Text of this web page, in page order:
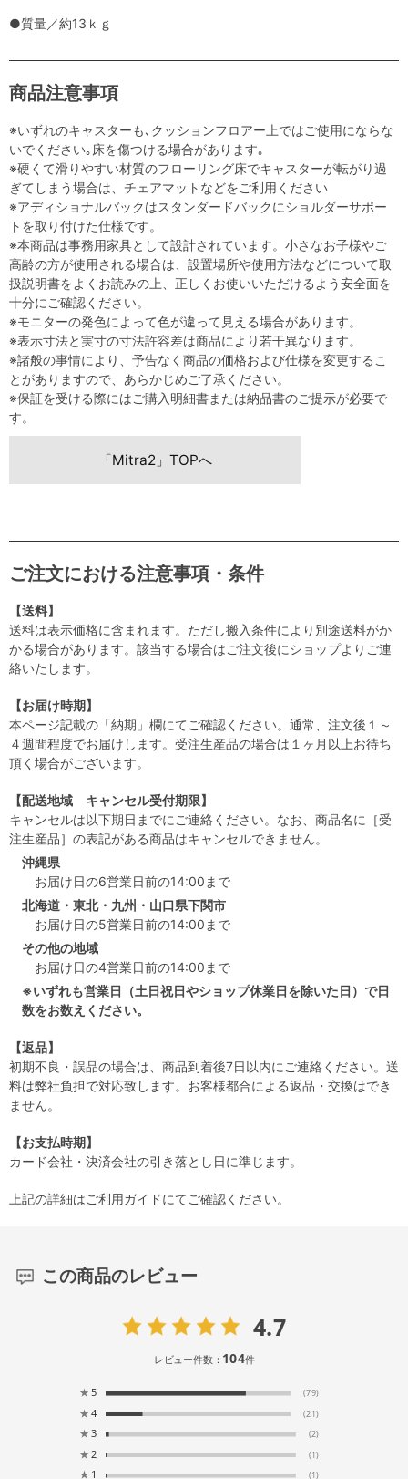
●質量／約13ｋｇ
商品注意事項
※いずれのキャスターも､クッションフロアー上ではご使用にならな
いでください｡床を傷つける場合があります｡
※硬くて滑りやすい材質のフローリング床でキャスターが転がり過
ぎてしまう場合は、チェアマットなどをご利用ください
※アディショナルバックはスタンダードバックにショルダーサポー
トを取り付けた仕様です。
※本商品は事務用家具として設計されています。小さなお子様やご
高齢の方が使用される場合は、設置場所や使用方法などについて取
扱説明書をよくお読みの上、正しくお使いいただけるよう安全面を
十分にご確認ください。
※モニターの発色によって色が違って見える場合があります。
※表示寸法と実寸の寸法許容差は商品により若干異なります。
※諸般の事情により、予告なく商品の価格および仕様を変更するこ
とがありますので、あらかじめご了承ください。
※保証を受ける際にはご購入明細書または納品書のご提示が必要で
す。
「Mitra2」TOPへ
ご注文における注意事項・条件
【送料】
送料は表示価格に含まれます。ただし搬入条件により別途送料がか
かる場合があります。該当する場合はご注文後にショップよりご連
絡いたします。
【お届け時期】
本ページ記載の「納期」欄にてご確認ください。通常、注文後１～
４週間程度でお届けします。受注生産品の場合は１ヶ月以上お待ち
頂く場合がございます。
【配送地域 キャンセル受付期限】
キャンセルは以下期日までにご連絡ください。なお、商品名に［受
注生産品］の表記がある商品はキャンセルできません。
沖縄県
お届け日の6営業日前の14:00まで
北海道・東北・九州・山口県下関市
お届け日の5営業日前の14:00まで
その他の地域
お届け日の4営業日前の14:00まで
※いずれも営業日（土日祝日やショップ休業日を除いた日）で日
数をお数えください。
【返品】
初期不良・誤品の場合は、商品到着後7日以内にご連絡ください。送
料は弊社負担で対応致します。お客様都合による返品・交換はでき
ません。
【お支払時期】
カード会社・決済会社の引き落とし日に準じます。
上記の詳細はご利用ガイドにてご確認ください。
この商品のレビュー
4.7
レビュー件数： 104件
★ 5 (79)
★ 4 (21)
★ 3 (2)
★ 2 (1)
★ 1 (1)